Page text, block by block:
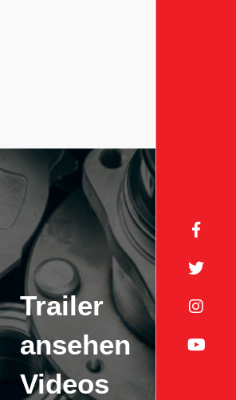
Trailer
ansehen
Videos